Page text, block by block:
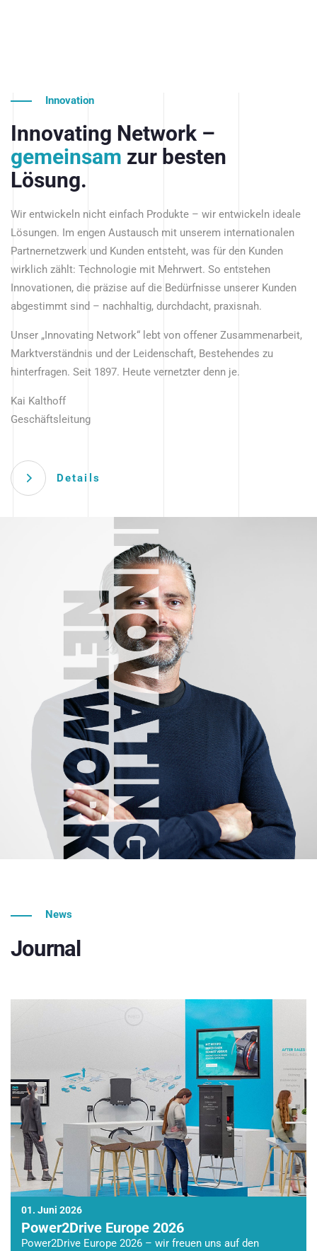
Innovation
Innovating Network –
gemeinsam zur besten
Lösung.
Wir entwickeln nicht einfach Produkte – wir entwickeln ideale
Lösungen. Im engen Austausch mit unserem internationalen
Partnernetzwerk und Kunden entsteht, was für den Kunden
wirklich zählt: Technologie mit Mehrwert. So entstehen
Innovationen, die präzise auf die Bedürfnisse unserer Kunden
abgestimmt sind – nachhaltig, durchdacht, praxisnah.
Unser „Innovating Network“ lebt von offener Zusammenarbeit,
Marktverständnis und der Leidenschaft, Bestehendes zu
hinterfragen. Seit 1897. Heute vernetzter denn je.
Kai Kalthoff
Geschäftsleitung
Details
News
Journal
01. Juni 2026
Power2Drive Europe 2026
Power2Drive Europe 2026 – wir freuen uns auf den